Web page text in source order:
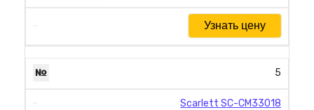
Узнать цену
5
Scarlett SC-CM33018